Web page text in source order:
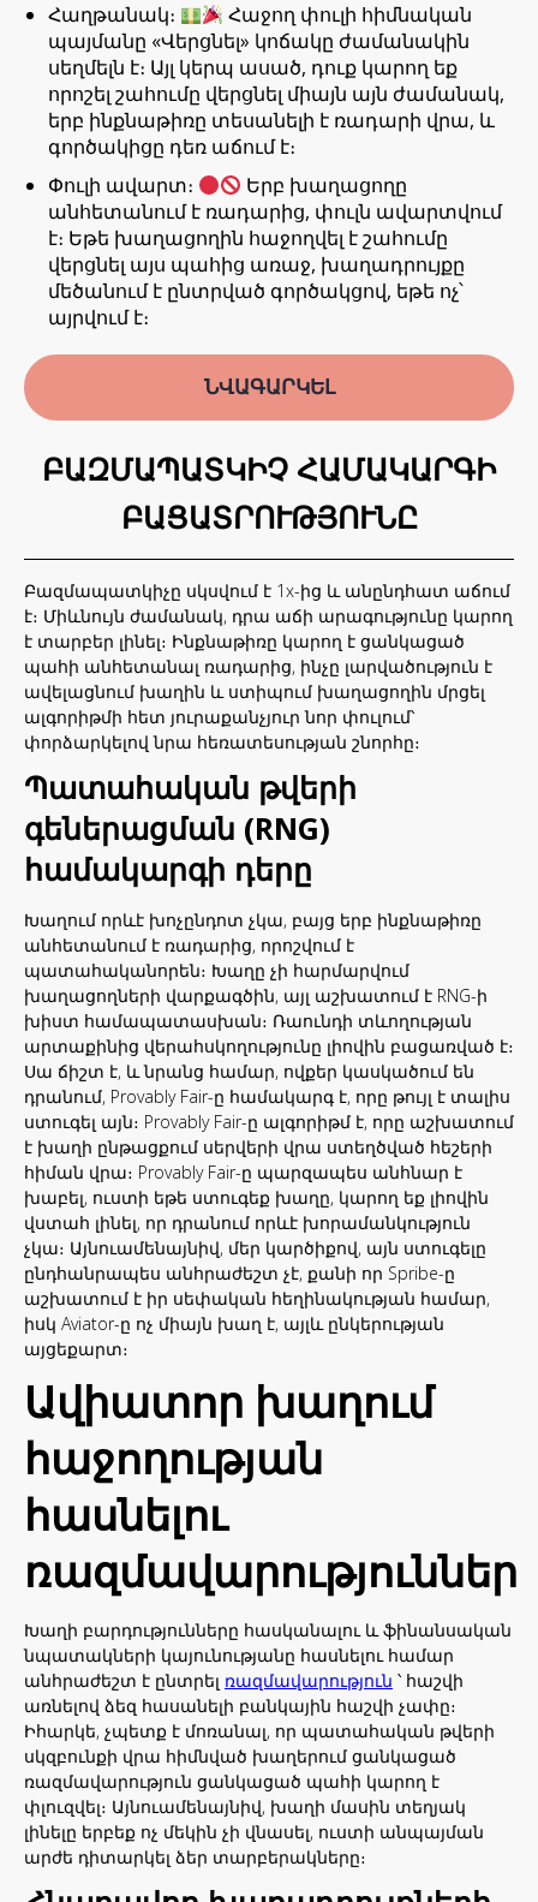
Հաղթանակ։
Հաջող փուլի հիմնական
պայմանը «Վերցնել» կոճակը ժամանակին
սեղմելն է։ Այլ կերպ ասած, դուք կարող եք
որոշել շահումը վերցնել միայն այն ժամանակ,
երբ ինքնաթիռը տեսանելի է ռադարի վրա, և
գործակիցը դեռ աճում է։
Փուլի ավարտ։
Երբ խաղացողը
անհետանում է ռադարից, փուլն ավարտվում
է։ Եթե խաղացողին հաջողվել է շահումը
վերցնել այս պահից առաջ, խաղադրույքը
մեծանում է ընտրված գործակցով, եթե ոչ՝
այրվում է։
ՆՎԱԳԱՐԿԵԼ
ԲԱԶՄԱՊԱՏԿԻՉ ՀԱՄԱԿԱՐԳԻ
ԲԱՑԱՏՐՈՒԹՅՈՒՆԸ
Բազմապատկիչը սկսվում է 1x-ից և անընդհատ աճում
է։ Միևնույն ժամանակ, դրա աճի արագությունը կարող
է տարբեր լինել։ Ինքնաթիռը կարող է ցանկացած
պահի անհետանալ ռադարից, ինչը լարվածություն է
ավելացնում խաղին և ստիպում խաղացողին մրցել
ալգորիթմի հետ յուրաքանչյուր նոր փուլում՝
փորձարկելով նրա հեռատեսության շնորհը։
Պատահական թվերի
գեներացման (RNG)
համակարգի դերը
Խաղում որևէ խոչընդոտ չկա, բայց երբ ինքնաթիռը
անհետանում է ռադարից, որոշվում է
պատահականորեն։ Խաղը չի հարմարվում
խաղացողների վարքագծին, այլ աշխատում է RNG-ի
խիստ համապատասխան։ Ռաունդի տևողության
արտաքինից վերահսկողությունը լիովին բացառված է։
Սա ճիշտ է, և նրանց համար, ովքեր կասկածում են
դրանում, Provably Fair-ը համակարգ է, որը թույլ է տալիս
ստուգել այն։ Provably Fair-ը ալգորիթմ է, որը աշխատում
է խաղի ընթացքում սերվերի վրա ստեղծված հեշերի
հիման վրա։ Provably Fair-ը պարզապես անհնար է
խաբել, ուստի եթե ստուգեք խաղը, կարող եք լիովին
վստահ լինել, որ դրանում որևէ խորամանկություն
չկա։ Այնուամենայնիվ, մեր կարծիքով, այն ստուգելը
ընդհանրապես անհրաժեշտ չէ, քանի որ Spribe-ը
աշխատում է իր սեփական հեղինակության համար,
իսկ Aviator-ը ոչ միայն խաղ է, այլև ընկերության
այցեքարտ։
Ավիատոր խաղում
հաջողության
հասնելու
ռազմավարություններ
Խաղի բարդությունները հասկանալու և ֆինանսական
նպատակների կայունությանը հասնելու համար
անհրաժեշտ է ընտրել ռազմավարություն ՝ հաշվի
առնելով ձեզ հասանելի բանկային հաշվի չափը։
Իհարկե, չպետք է մոռանալ, որ պատահական թվերի
սկզբունքի վրա հիմնված խաղերում ցանկացած
ռազմավարություն ցանկացած պահի կարող է
փլուզվել։ Այնուամենայնիվ, խաղի մասին տեղյակ
լինելը երբեք ոչ մեկին չի վնասել, ուստի անպայման
արժե դիտարկել ձեր տարբերակները։